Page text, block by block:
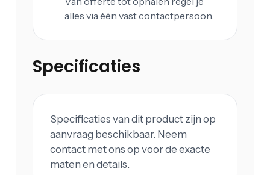
alles via één vast contactpersoon.
Specificaties
Specificaties van dit product zijn op
aanvraag beschikbaar. Neem
contact met ons op voor de exacte
maten en details.